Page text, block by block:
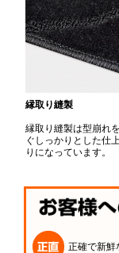
縁取り縫製
縁取り縫製は型崩れ
ぐしっかりとした仕
りになっています。
正確で新鮮